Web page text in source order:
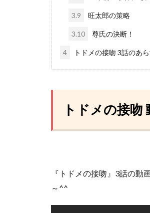
3.9 旺太郎の策略
3.10 尊氏の決断！
4 トドメの接吻 3話のあ
トドメの接吻
『トドメの接吻』3話の
～^^